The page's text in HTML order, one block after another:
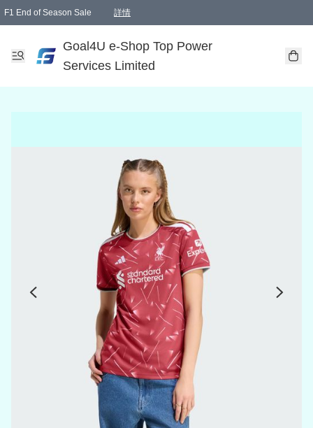
F1 End of Season Sale 詳情
Goal4U e-Shop Top Power
Services Limited